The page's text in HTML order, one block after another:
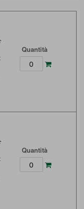
Quantità
Quantità